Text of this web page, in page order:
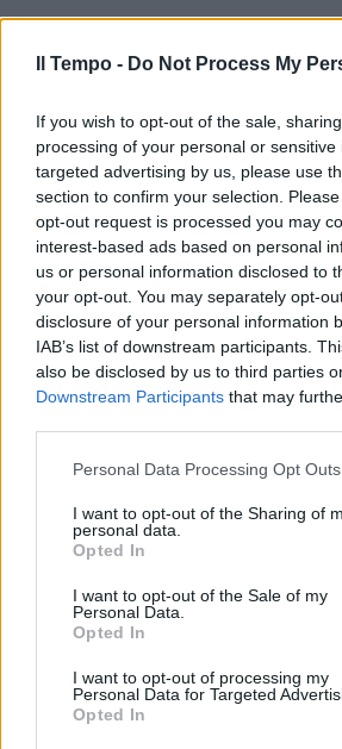
Il Tempo - Do Not Process My
If you wish to opt-out of the sale,
processing of your personal or
targeted advertising by us, please use
section to confirm your selection.
opt-out request is processed you may
interest-based ads based on personal
us or personal information disclosed to
your opt-out. You may separately opt-
disclosure of your personal information
IAB’s list of downstream participants.
also be disclosed by us to third parties
Downstream Participants that may
Personal Data Processing Opt Outs
I want to opt-out of the Sharing of
personal data.
Opted In
I want to opt-out of the Sale of my
Personal Data.
Opted In
I want to opt-out of processing my
Personal Data for Targeted
Opted In